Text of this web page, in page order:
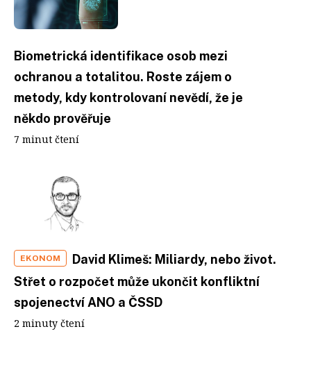
Biometrická identifikace osob mezi
ochranou a totalitou. Roste zájem o
metody, kdy kontrolovaní nevědí, že je
někdo prověřuje
7 minut čtení
EKONOM
David Klimeš: Miliardy, nebo život.
Střet o rozpočet může ukončit konfliktní
spojenectví ANO a ČSSD
2 minuty čtení